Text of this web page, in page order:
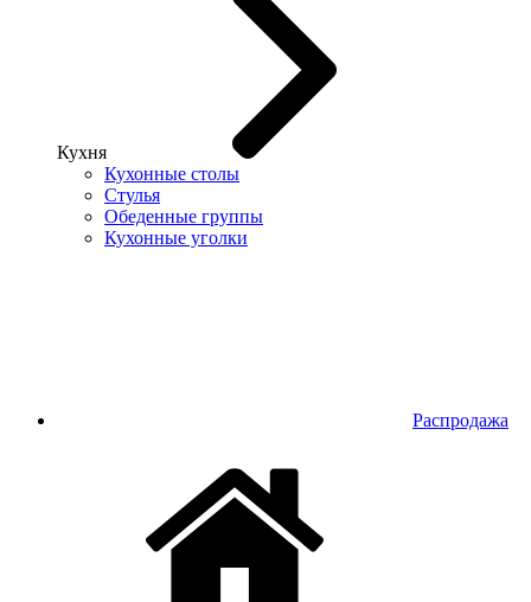
Кухня
Кухонные столы
Стулья
Обеденные группы
Кухонные уголки
Распродажа